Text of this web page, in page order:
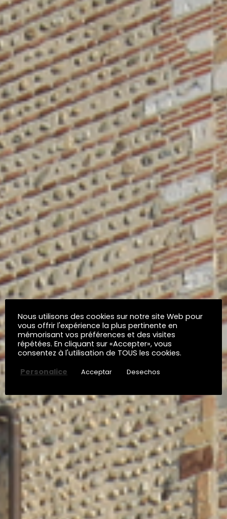
Nous utilisons des cookies sur notre site Web pour
vous offrir l'expérience la plus pertinente en
mémorisant vos préférences et des visites
répétées. En cliquant sur «Accepter», vous
consentez à l'utilisation de TOUS les cookies.
Personalice
Acceptar Desechos